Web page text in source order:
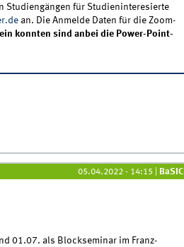
Studiengängen für Studieninteresierte
an. Die Anmelde Daten für die Zoom-
konnten sind anbei die Power-Point-
05.04.2022 - 14:15 BaSIC
01.07. als Blockseminar im Franz-